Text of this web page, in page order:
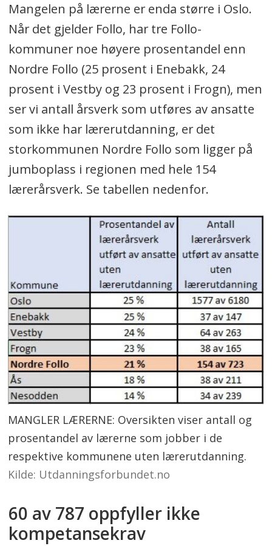
Mangelen på lærerne er enda større i Oslo.
Når det gjelder Follo, har tre Follo-
kommuner noe høyere prosentandel enn
Nordre Follo (25 prosent i Enebakk, 24
prosent i Vestby og 23 prosent i Frogn), men
ser vi antall årsverk som utføres av ansatte
som ikke har lærerutdanning, er det
storkommunen Nordre Follo som ligger på
jumboplass i regionen med hele 154
lærerårsverk. Se tabellen nedenfor.
MANGLER LÆRERNE: Oversikten viser antall og
prosentandel av lærerne som jobber i de
respektive kommunene uten lærerutdanning.
Kilde: Utdanningsforbundet.no
60 av 787 oppfyller ikke
kompetansekrav